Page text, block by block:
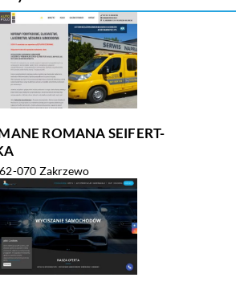
ROMANA SEIFERT-
070 Zakrzewo